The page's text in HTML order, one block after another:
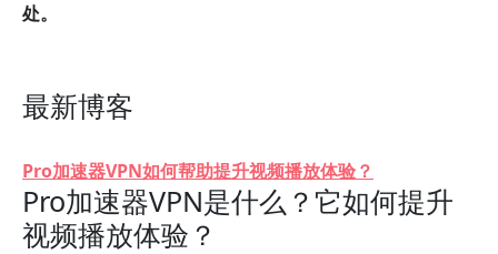
处。
最新博客
Pro加速器VPN如何帮助提升视频播放体验？
Pro加速器VPN是什么？它如何提升
视频播放体验？